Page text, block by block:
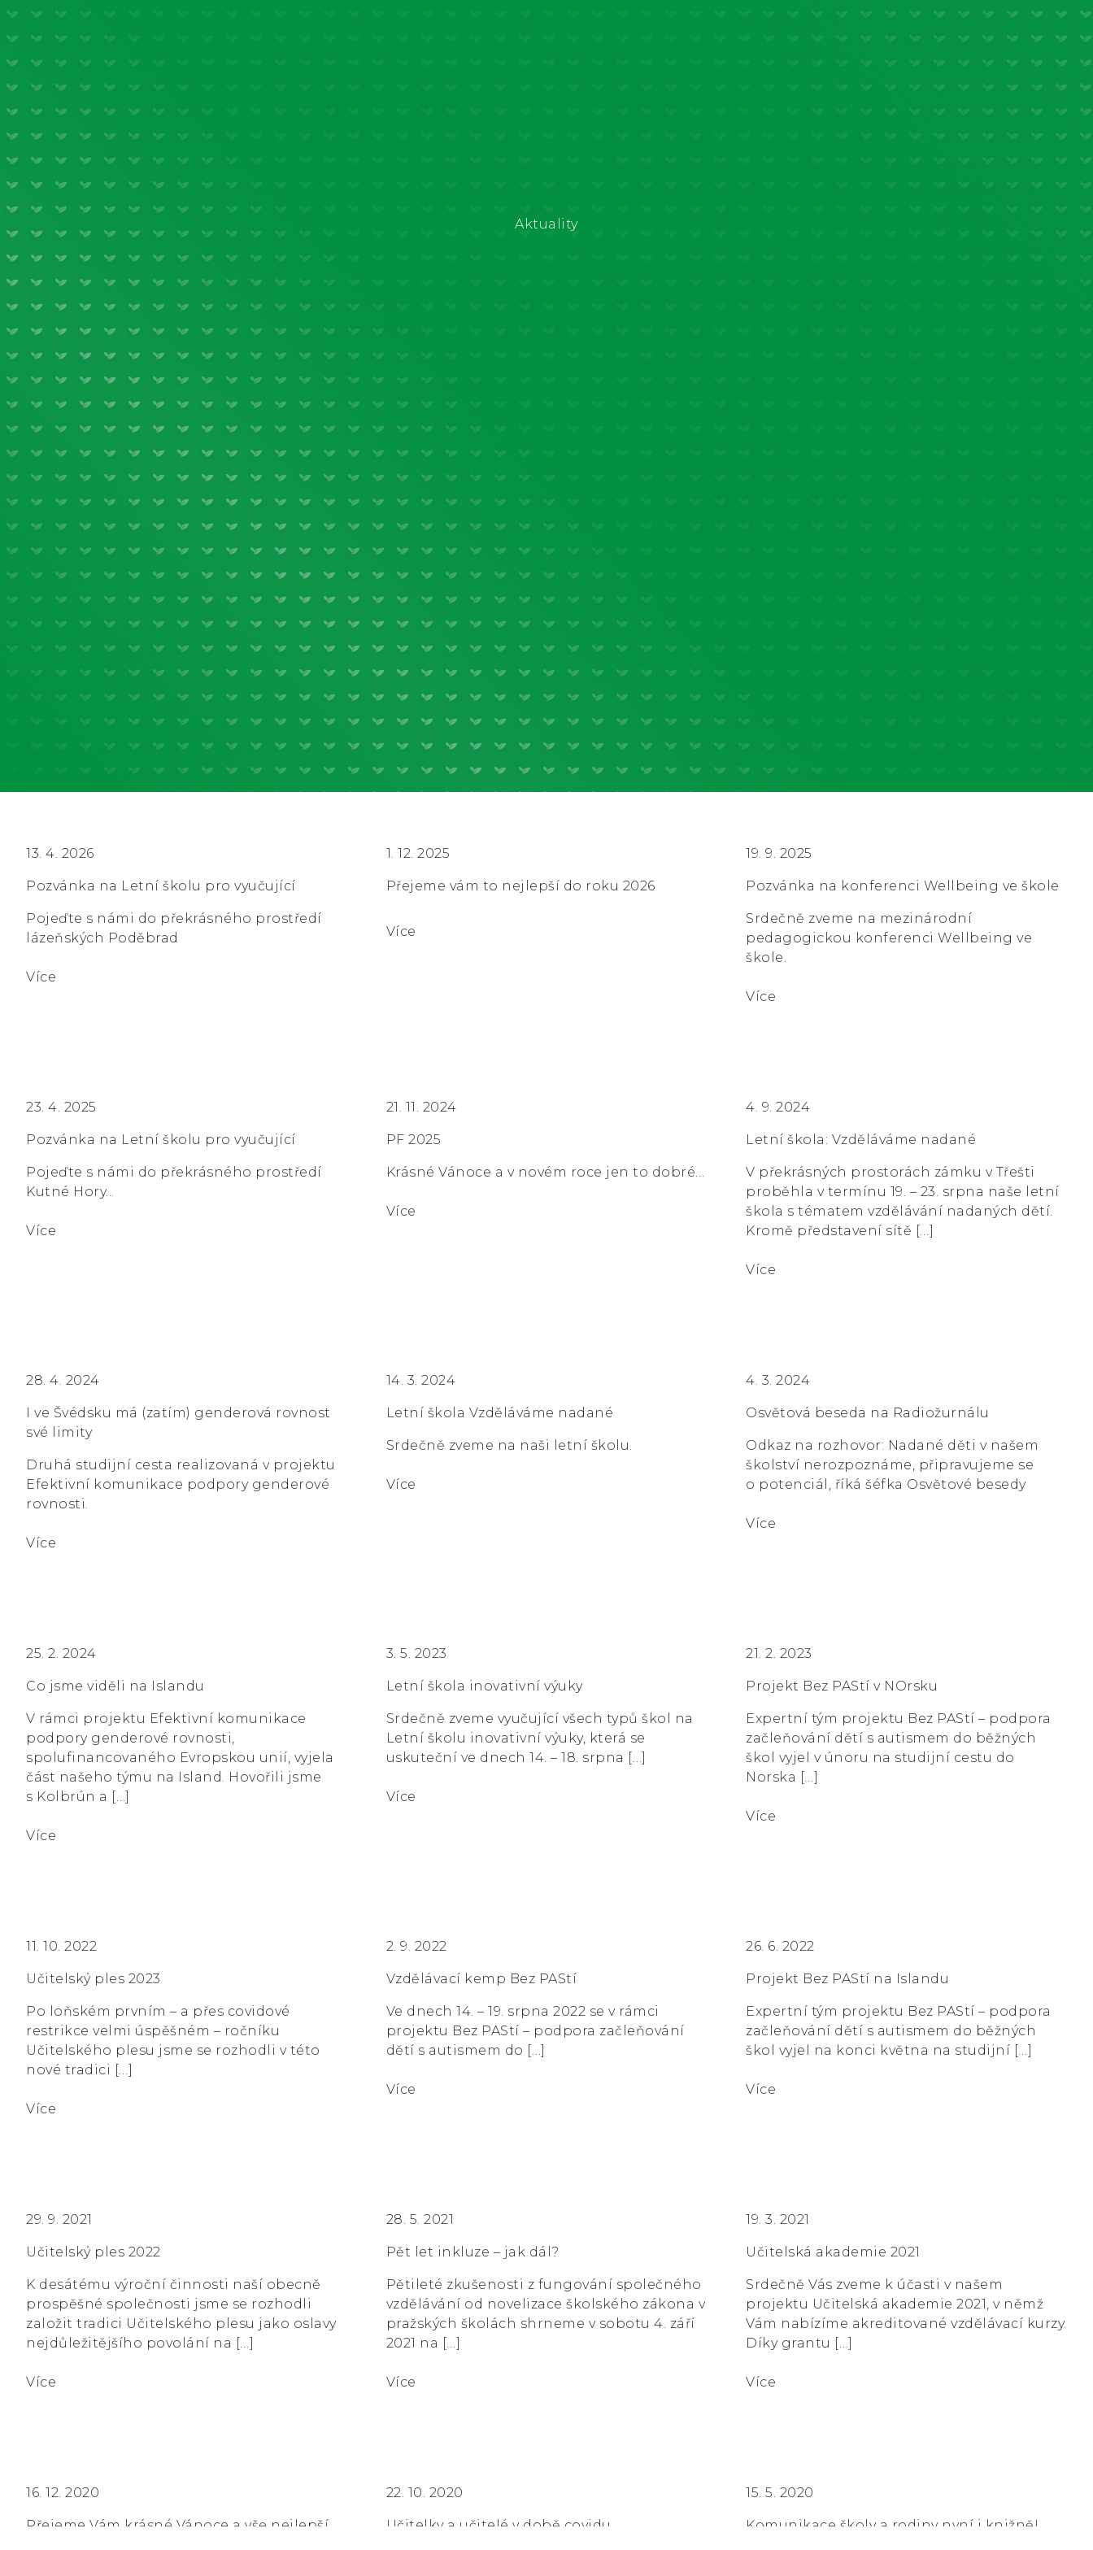
Aktuality
13. 4. 2026
Pozvánka na Letní školu pro vyučující
Pojeďte s námi do překrásného prostředí
lázeňských Poděbrad
Více
1. 12. 2025
Přejeme vám to nejlepší do roku 2026
Více
19. 9. 2025
Pozvánka na konferenci Wellbeing ve škole
Srdečně zveme na mezinárodní
pedagogickou konferenci Wellbeing ve
škole.
Více
23. 4. 2025
Pozvánka na Letní školu pro vyučující
Pojeďte s námi do překrásného prostředí
Kutné Hory...
Více
21. 11. 2024
PF 2025
Krásné Vánoce a v novém roce jen to dobré…
Více
4. 9. 2024
Letní škola: Vzděláváme nadané
V překrásných prostorách zámku v Třešti
proběhla v termínu 19. – 23. srpna naše letní
škola s tématem vzdělávání nadaných dětí.
Kromě představení sítě […]
Více
28. 4. 2024
I ve Švédsku má (zatím) genderová rovnost
své limity
Druhá studijní cesta realizovaná v projektu
Efektivní komunikace podpory genderové
rovnosti.
Více
14. 3. 2024
Letní škola Vzděláváme nadané
Srdečně zveme na naši letní školu.
Více
4. 3. 2024
Osvětová beseda na Radiožurnálu
Odkaz na rozhovor: Nadané děti v našem
školství nerozpoznáme, připravujeme se
o potenciál, říká šéfka Osvětové besedy
Více
25. 2. 2024
Co jsme viděli na Islandu
V rámci projektu Efektivní komunikace
podpory genderové rovnosti,
spolufinancovaného Evropskou unií, vyjela
část našeho týmu na Island. Hovořili jsme
s Kolbrún a […]
Více
3. 5. 2023
Letní škola inovativní výuky
Srdečně zveme vyučující všech typů škol na
Letní školu inovativní výuky, která se
uskuteční ve dnech 14. – 18. srpna […]
Více
21. 2. 2023
Projekt Bez PAStí v NOrsku
Expertní tým projektu Bez PAStí – podpora
začleňování dětí s autismem do běžných
škol vyjel v únoru na studijní cestu do
Norska […]
Více
11. 10. 2022
Učitelský ples 2023
Po loňském prvním – a přes covidové
restrikce velmi úspěšném – ročníku
Učitelského plesu jsme se rozhodli v této
nové tradici […]
Více
2. 9. 2022
Vzdělávací kemp Bez PAStí
Ve dnech 14. – 19. srpna 2022 se v rámci
projektu Bez PAStí – podpora začleňování
dětí s autismem do […]
Více
26. 6. 2022
Projekt Bez PAStí na Islandu
Expertní tým projektu Bez PAStí – podpora
začleňování dětí s autismem do běžných
škol vyjel na konci května na studijní […]
Více
29. 9. 2021
Učitelský ples 2022
K desátému výroční činnosti naší obecně
prospěšné společnosti jsme se rozhodli
založit tradici Učitelského plesu jako oslavy
nejdůležitějšího povolání na […]
Více
28. 5. 2021
Pět let inkluze – jak dál?
Pětileté zkušenosti z fungování společného
vzdělávání od novelizace školského zákona v
pražských školách shrneme v sobotu 4. září
2021 na […]
Více
19. 3. 2021
Učitelská akademie 2021
Srdečně Vás zveme k účasti v našem
projektu Učitelská akademie 2021, v němž
Vám nabízíme akreditované vzdělávací kurzy.
Díky grantu […]
Více
16. 12. 2020
Přejeme Vám krásné Vánoce a vše nejlepší
22. 10. 2020
Učitelky a učitelé v době covidu
15. 5. 2020
Komunikace školy a rodiny nyní i knižně!